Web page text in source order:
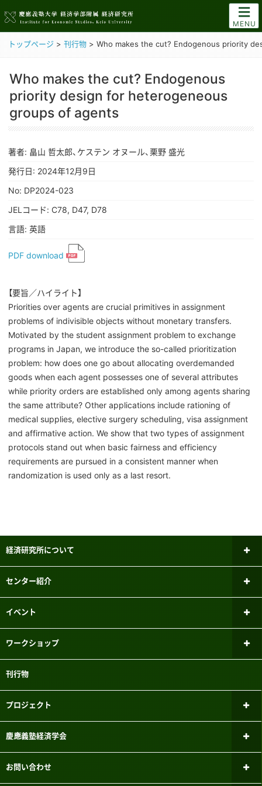
MENU
トップページ > 刊行物 > Who makes the cut? Endogenous priority
Who makes the cut? Endogenous
priority design for heterogeneous
groups of agents
著者: 畠山 哲太郎、ケステン オヌール、栗野 盛光
発行日: 2024年12月9日
No: DP2024-023
JELコード: C78, D47, D78
言語: 英語
PDF download
【要旨／ハイライト】
Priorities over agents are crucial primitives in assignment
problems of indivisible objects without monetary transfers.
Motivated by the student assignment problem to exchange
programs in Japan, we introduce the so-called prioritization
problem: how does one go about allocating overdemanded
goods when each agent possesses one of several attributes
while priority orders are established only among agents sharing
the same attribute? Other applications include rationing of
medical supplies, elective surgery scheduling, visa assignment
and affirmative action. We show that two types of assignment
protocols stand out when basic fairness and efficiency
requirements are pursued in a consistent manner when
randomization is used only as a last resort.
経済研究所について
所長あいさつ
メーリングリスト
三田キャンパスでの研究目的でのパソコン教室利用について
センター紹介
ファイナンシャル・ジェロントロジー
国際経済学研究センター
こどもの機会均等研究センター
FinTEKセンター
マーケットデザイン研究センター
イベント
新しいお知らせ
ワークショップ
ミクロ経済学ワークショップ
応用経済学ワークショップ
刊行物
プロジェクト
現行のプロジェクト
慶應義塾経済学会
経済学会のあゆみ
お問い合わせ